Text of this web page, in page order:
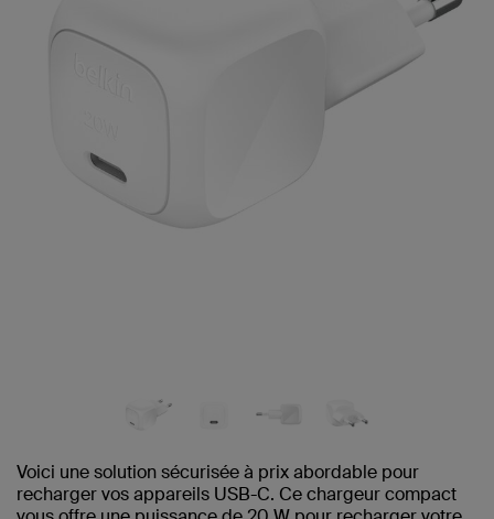
Voici une solution sécurisée à prix abordable pour
recharger vos appareils USB-C. Ce chargeur compact